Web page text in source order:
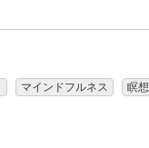
マインドフルネス 瞑想